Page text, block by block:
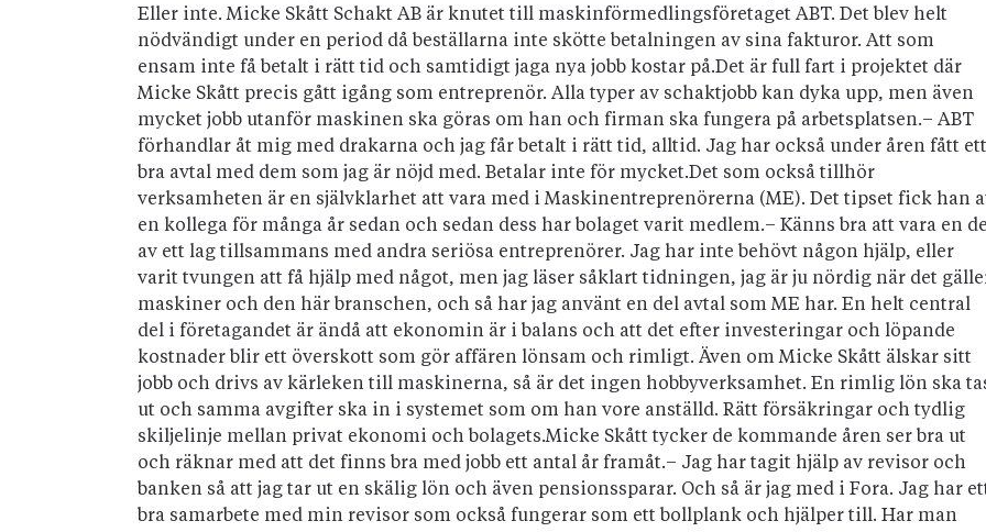
Eller inte. Micke Skått Schakt AB är knutet till maskinförmedlingsföretaget ABT. Det blev helt
nödvändigt under en period då beställarna inte skötte betalningen av sina fakturor. Att som
ensam inte få betalt i rätt tid och samtidigt jaga nya jobb kostar på.Det är full fart i projektet där
Micke Skått precis gått igång som entreprenör. Alla typer av schaktjobb kan dyka upp, men även
mycket jobb utanför maskinen ska göras om han och firman ska fungera på arbetsplatsen.– ABT
förhandlar åt mig med drakarna och jag får betalt i rätt tid, alltid. Jag har också under åren fått ett
bra avtal med dem som jag är nöjd med. Betalar inte för mycket.Det som också tillhör
verksamheten är en självklarhet att vara med i Maskin­entreprenörerna (ME). Det tipset fick han
en kollega för många år sedan och sedan dess har bolaget varit medlem.– Känns bra att vara en
av ett lag tillsammans med andra seriösa entreprenörer. Jag har inte behövt någon hjälp, eller
varit tvungen att få hjälp med något, men jag läser såklart tidningen, jag är ju nördig när det
maskiner och den här branschen, och så har jag använt en del avtal som ME har. En helt central
del i företagandet är ändå att ekonomin är i balans och att det efter investeringar och löpande
kostnader blir ett överskott som gör affären lönsam och rimligt. Även om Micke Skått älskar sitt
jobb och drivs av kärleken till maskinerna, så är det ingen hobbyverksamhet. En rimlig lön ska
ut och samma avgifter ska in i systemet som om han vore anställd. Rätt försäkringar och tydlig
skiljelinje mellan privat ekonomi och bolagets.Micke Skått tycker de kommande åren ser bra ut
och räknar med att det finns bra med jobb ett antal år framåt.– Jag har tagit hjälp av revisor och
banken så att jag tar ut en skälig lön och även pensionssparar. Och så är jag med i Fora. Jag har
bra samarbete med min revisor som också fungerar som ett bollplank och hjälper till. Har man